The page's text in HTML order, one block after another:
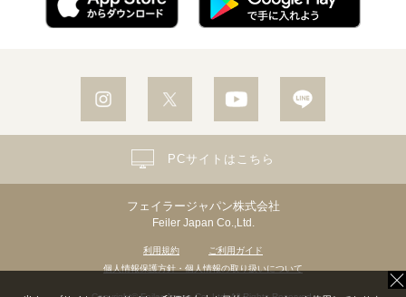
フェイラージャパン株式会社
Feiler Japan Co.,Ltd.
利用規約
ご利用ガイド
個人情報保護方針・個人情報の取り扱いについて
PCサイトはこちら